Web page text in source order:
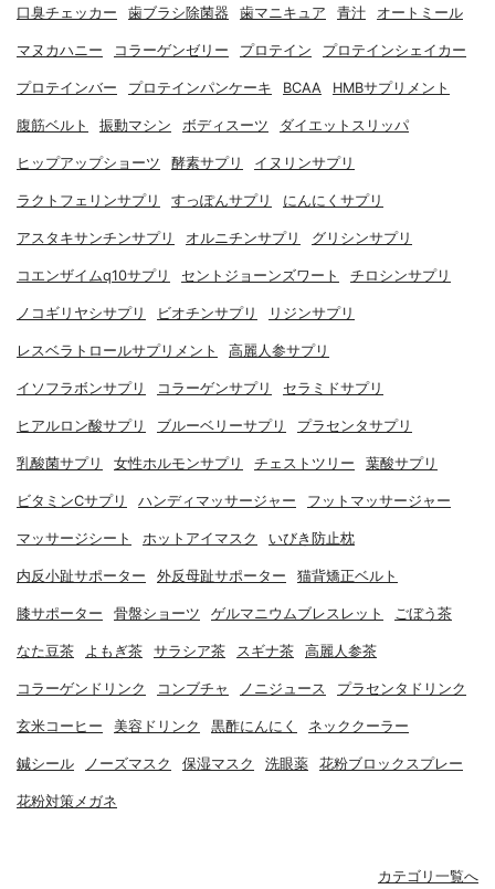
口臭チェッカー 歯ブラシ除菌器 歯マニキュア 青汁 オートミール
マヌカハニー コラーゲンゼリー プロテイン プロテインシェイカー
プロテインバー プロテインパンケーキ BCAA HMBサプリメント
腹筋ベルト 振動マシン ボディスーツ ダイエットスリッパ
ヒップアップショーツ 酵素サプリ イヌリンサプリ
ラクトフェリンサプリ すっぽんサプリ にんにくサプリ
アスタキサンチンサプリ オルニチンサプリ グリシンサプリ
コエンザイムq10サプリ セントジョーンズワート チロシンサプリ
ノコギリヤシサプリ ビオチンサプリ リジンサプリ
レスベラトロールサプリメント 高麗人参サプリ
イソフラボンサプリ コラーゲンサプリ セラミドサプリ
ヒアルロン酸サプリ ブルーベリーサプリ プラセンタサプリ
乳酸菌サプリ 女性ホルモンサプリ チェストツリー 葉酸サプリ
ビタミンCサプリ ハンディマッサージャー フットマッサージャー
マッサージシート ホットアイマスク いびき防止枕
内反小趾サポーター 外反母趾サポーター 猫背矯正ベルト
膝サポーター 骨盤ショーツ ゲルマニウムブレスレット ごぼう茶
なた豆茶 よもぎ茶 サラシア茶 スギナ茶 高麗人参茶
コラーゲンドリンク コンブチャ ノニジュース プラセンタドリンク
玄米コーヒー 美容ドリンク 黒酢にんにく ネッククーラー
鍼シール ノーズマスク 保湿マスク 洗眼薬 花粉ブロックスプレー
花粉対策メガネ
カテゴリ一覧へ